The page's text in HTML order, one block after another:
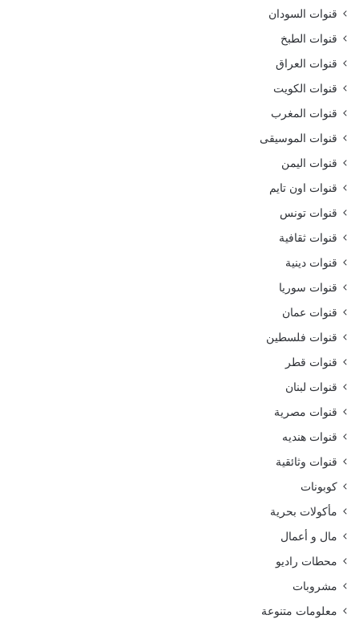
قنوات السودان
قنوات الطبخ
قنوات العراق
قنوات الكويت
قنوات المغرب
قنوات الموسيقى
قنوات اليمن
قنوات اون تايم
قنوات تونس
قنوات ثقافية
قنوات دينية
قنوات سوريا
قنوات عمان
قنوات فلسطين
قنوات قطر
قنوات لبنان
قنوات مصرية
قنوات هنديه
قنوات وثائقية
كوبونات
مأكولات بحرية
مال و أعمال
محطات راديو
مشروبات
معلومات متنوعة